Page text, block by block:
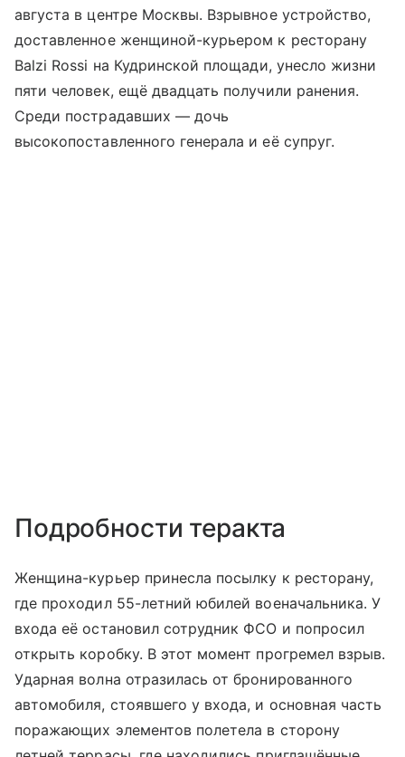
августа в центре Москвы. Взрывное устройство,
доставленное женщиной-курьером к ресторану
Balzi Rossi на Кудринской площади, унесло жизни
пяти человек, ещё двадцать получили ранения.
Среди пострадавших — дочь
высокопоставленного генерала и её супруг.
Подробности теракта
Женщина-курьер принесла посылку к ресторану,
где проходил 55-летний юбилей военачальника. У
входа её остановил сотрудник ФСО и попросил
открыть коробку. В этот момент прогремел взрыв.
Ударная волна отразилась от бронированного
автомобиля, стоявшего у входа, и основная часть
поражающих элементов полетела в сторону